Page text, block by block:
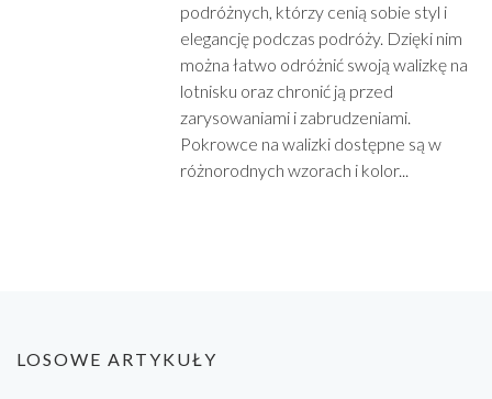
podróżnych, którzy cenią sobie styl i
elegancję podczas podróży. Dzięki nim
można łatwo odróżnić swoją walizkę na
lotnisku oraz chronić ją przed
zarysowaniami i zabrudzeniami.
Pokrowce na walizki dostępne są w
różnorodnych wzorach i kolor...
LOSOWE ARTYKUŁY